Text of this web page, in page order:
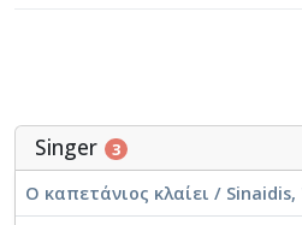
Singer 3
Ο καπετάνιος κλαίει /